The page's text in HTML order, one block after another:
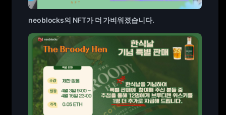
neoblocks의 NFT가 더 가벼워졌습니다.